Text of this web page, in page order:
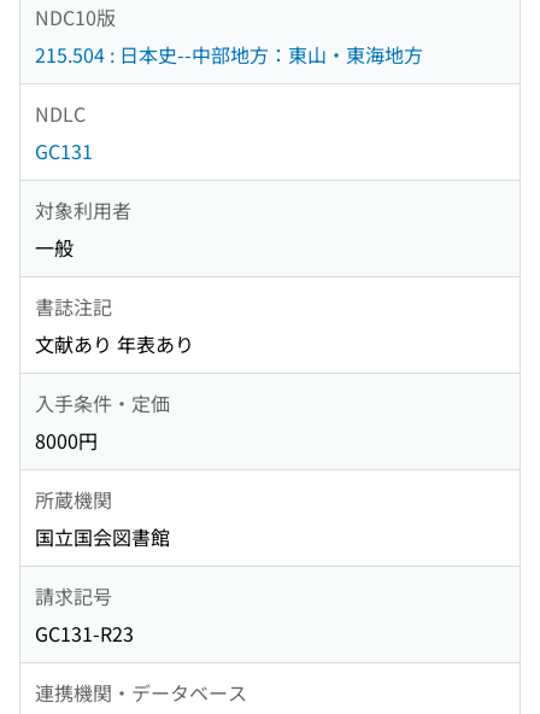
NDC10版
215.504 : 日本史--中部地方：東山・東海地方
NDLC
GC131
対象利用者
一般
書誌注記
文献あり 年表あり
入手条件・定価
8000円
所蔵機関
国立国会図書館
請求記号
GC131-R23
連携機関・データベース